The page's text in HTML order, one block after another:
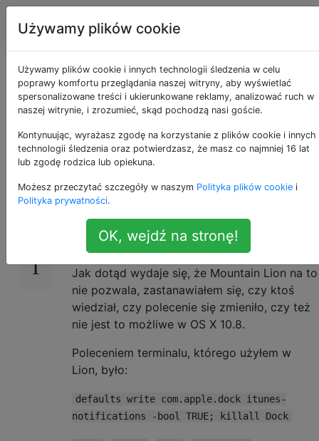
Apple Tagi
Powiadomienia o
ścieżce iTunes dla
Mountain Lion
11
W OS X Lion preferowano (za pomocą
o ścieżce iTunes, które były wyświetlane jako
wyskakujące okienko w doku.
Jak dotąd wydaje się, że Mountain Lion na to
nie pozwala, zastanawiałem się, czy ktoś
wiedział, czy polecenie się zmieniło, czy też
nie jest to możliwe w OS X 10.8.
Poleceniem terminalu, którego użyłem w
Lion, było:
defaults write com.apple.dock itunes-
notifications -bool TRUE; killall Dock
Używamy plików cookie
Używamy plików cookie i innych technologii śledzenia w celu
poprawy komfortu przeglądania naszej witryny, aby wyświetlać
spersonalizowane treści i ukierunkowane reklamy, analizować ruch w
naszej witrynie, i zrozumieć, skąd pochodzą nasi goście.
Kontynuując, wyrażasz zgodę na korzystanie z plików cookie i innych
technologii śledzenia oraz potwierdzasz, że masz co najmniej 16 lat
lub zgodę rodzica lub opiekuna.
Możesz przeczytać szczegóły w naszym Polityka plików cookie i
Polityka prywatności.
OK, wejdź na stronę!